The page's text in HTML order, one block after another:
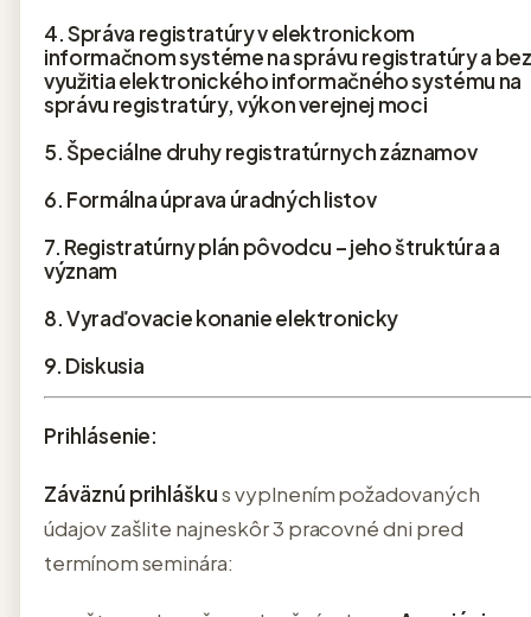
4. Správa registratúry v elektronickom
informačnom systéme na správu registratúry a bez
využitia elektronického informačného systému na
správu registratúry, výkon verejnej moci
5. Špeciálne druhy registratúrnych záznamov
6. Formálna úprava úradných listov
7. Registratúrny plán pôvodcu – jeho štruktúra a
význam
8. Vyraďovacie konanie elektronicky
9. Diskusia
Prihlásenie:
Záväznú prihláškus vyplnením požadovaných
údajov zašlite najneskôr 3 pracovné dni pred
termínom seminára: